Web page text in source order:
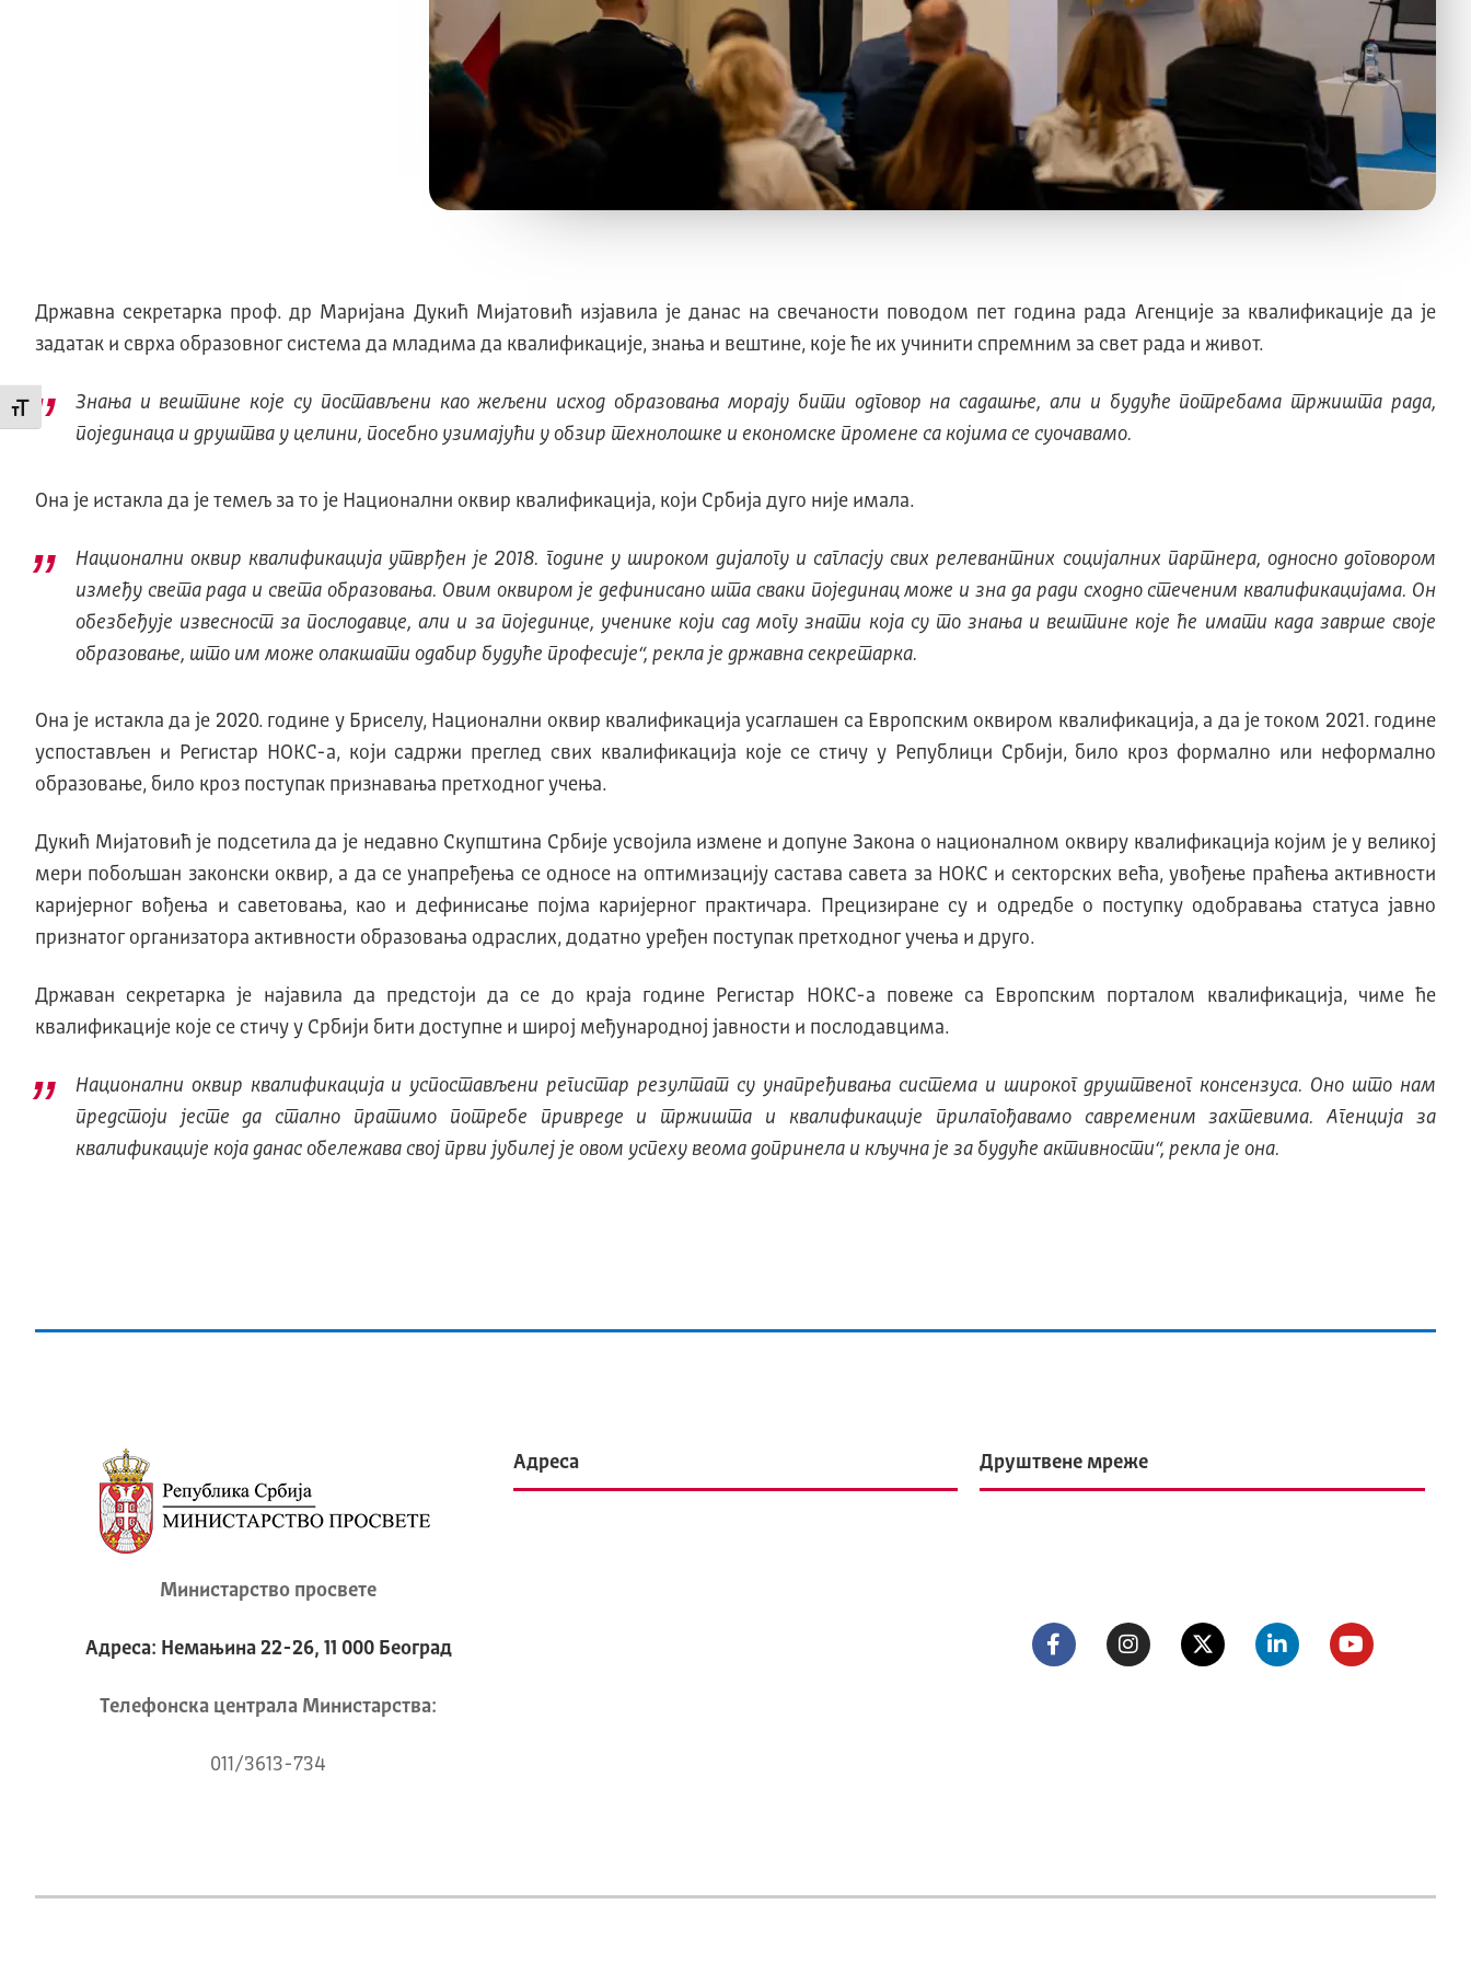
Промени величину слова
Државна секретарка проф. др Маријана Дукић Мијатовић изјавила је данас на свечаности поводом пет година рада Агенције за квалификације да је
задатак и сврха образовног система да младима да квалификације, знања и вештине, које ће их учинити спремним за свет рада и живот.
Знања и вештине које су постављени као жељени исход образовања морају бити одговор на садашње, али и будуће потребама тржишта рада,
појединаца и друштва у целини, посебно узимајући у обзир технолошке и економске промене са којима се суочавамо.
Она је истакла да је темељ за то је Национални оквир квалификација, који Србија дуго није имала.
Национални оквир квалификација утврђен је 2018. године у широком дијалогу и сагласју свих релевантних социјалних партнера, односно договором
између света рада и света образовања. Овим оквиром је дефинисано шта сваки појединац може и зна да ради сходно стеченим квалификацијама. Он
обезбеђује извесност за послодавце, али и за појединце, ученике који сад могу знати која су то знања и вештине које ће имати када заврше своје
образовање, што им може олакшати одабир будуће професије“, рекла је државна секретарка.
Она је истакла да је 2020. године у Бриселу, Национални оквир квалификација усаглашен са Европским оквиром квалификација, а да је током 2021. године
успостављен и Регистар НОКС-а, који садржи преглед свих квалификација које се стичу у Републици Србији, било кроз формално или неформално
образовање, било кроз поступак признавања претходног учења.
Дукић Мијатовић је подсетила да је недавно Скупштина Србије усвојила измене и допуне Закона о националном оквиру квалификација којим је у великој
мери побољшан законски оквир, а да се унапређења се односе на оптимизацију састава савета за НОКС и секторских већа, увођење праћења активности
каријерног вођења и саветовања, као и дефинисање појма каријерног практичара. Прецизиране су и одредбе о поступку одобравања статуса јавно
признатог организатора активности образовања одраслих, додатно уређен поступак претходног учења и друго.
Државан секретарка је најавила да предстоји да се до краја године Регистар НОКС-а повеже са Европским порталом квалификација, чиме ће
квалификације које се стичу у Србији бити доступне и широј међународној јавности и послодавцима.
Национални оквир квалификација и успостављени регистар резултат су унапређивања система и широког друштвеног консензуса. Оно што нам
предстоји јесте да стално пратимо потребе привреде и тржишта и квалификације прилагођавамо савременим захтевима. Агенција за
квалификације која данас обележава свој први јубилеј је овом успеху веома допринела и кључна је за будуће активности“, рекла је она.
Министарство просвете
Адреса: Немањина 22-26, 11 000 Београд
Телeфонска централа Mинистарства:
011/3613-734
Адреса Друштвене мреже